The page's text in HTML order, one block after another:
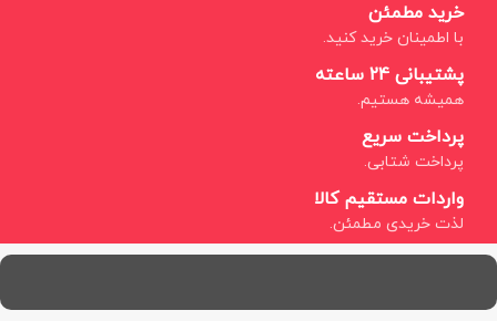
خرید مطمئن
با اطمینان خرید کنید.
پشتیبانی 24 ساعته
همیشه هستیم.
پرداخت سریع
پرداخت شتابی.
واردات مستقیم کالا
لذت خریدی مطمئن.